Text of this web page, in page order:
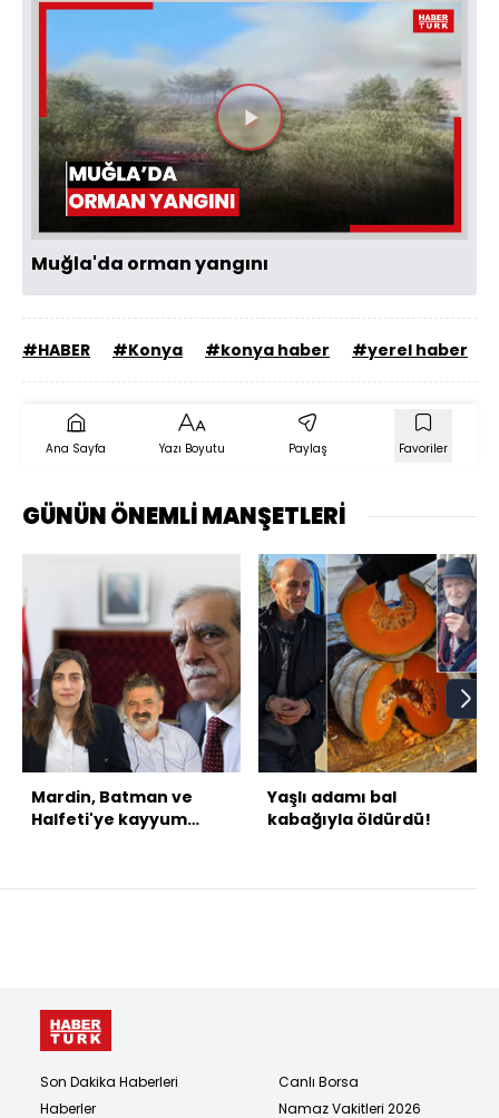
Videoyu
Oynat
Muğla'da orman yangını
#HABER #Konya #konya haber #yerel haber
Ana Sayfa Yazı Boyutu Paylaş Favoriler
GÜNÜN ÖNEMLİ MANŞETLERİ
Mardin, Batman ve
Halfeti'ye kayyum
Yaşlı adamı bal
kabağıyla öldürdü!
Son Dakika Haberleri
Haberler
Canlı Borsa
Namaz Vakitleri 2026